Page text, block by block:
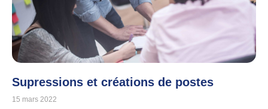
Supressions et créations de postes
15 mars 2022